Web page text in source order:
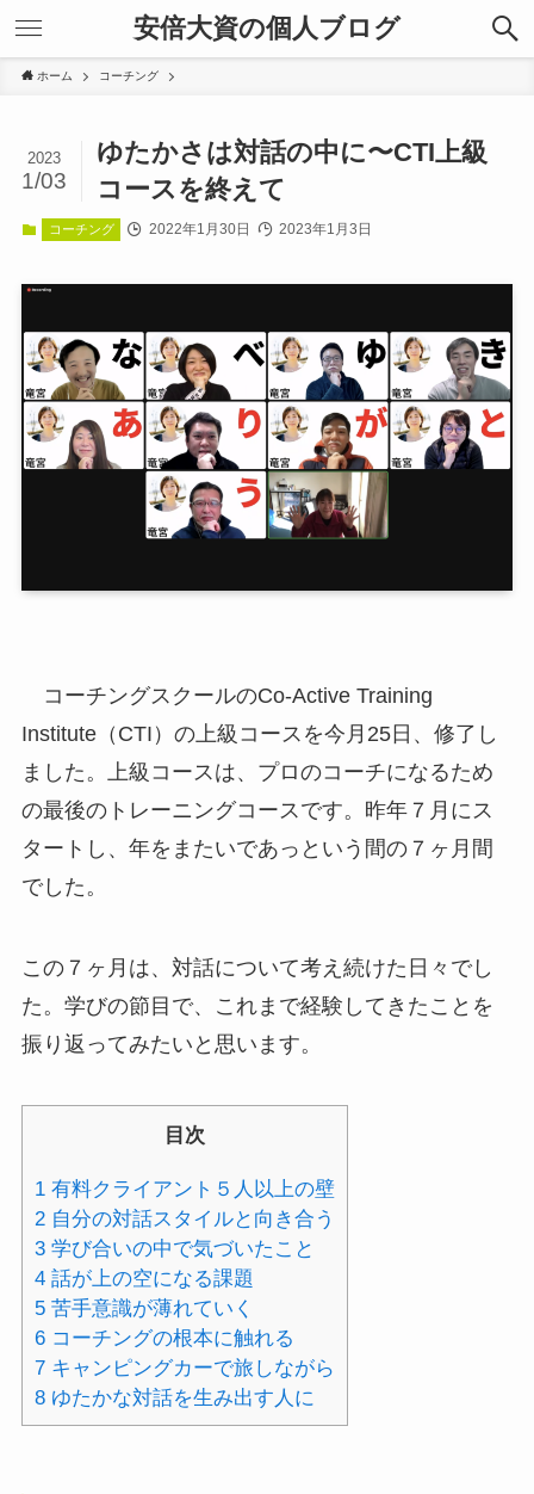
安倍大資の個人ブログ
ホーム コーチング
ゆたかさは対話の中に〜CTI上級
コースを終えて
2023
1/03
コーチング 2022年1月30日 2023年1月3日
コーチングスクールのCo-Active Training
Institute（CTI）の上級コースを今月25日、修了し
ました。上級コースは、プロのコーチになるため
の最後のトレーニングコースです。昨年７月にス
タートし、年をまたいであっという間の７ヶ月間
でした。
この７ヶ月は、対話について考え続けた日々でし
た。学びの節目で、これまで経験してきたことを
振り返ってみたいと思います。
目次
1有料クライアント５人以上の壁
2自分の対話スタイルと向き合う
3学び合いの中で気づいたこと
4話が上の空になる課題
5苦手意識が薄れていく
6コーチングの根本に触れる
7キャンピングカーで旅しながら
8ゆたかな対話を生み出す人に